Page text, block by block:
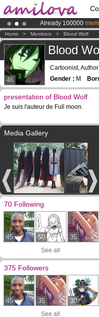
Already 100000
AmilovaKickstarter
Home > Members > Blood Wolf
46
Blood
Cartoonist, Author
Gender : M
presentation of Blood Wolf
Je suis l'auteur de Full moon.
Media Gallery
70 Following
45 50 35
See all
375 Followers
45 35 30
See all